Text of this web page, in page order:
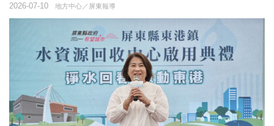
地方中心／屏東報導
2026-07-10